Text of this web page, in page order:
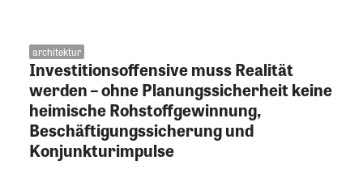
architektur
Investitionsoffensive muss Realität
werden – ohne Planungssicherheit keine
heimische Rohstoffgewinnung,
Beschäftigungssicherung und
Konjunkturimpulse